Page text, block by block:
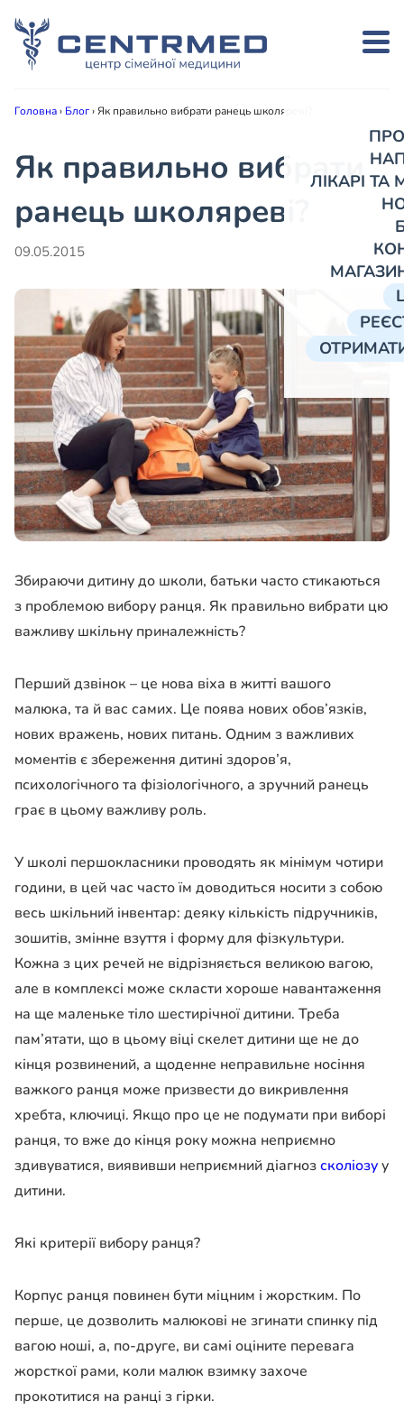
ЛІКАРІ
Головна› Блог›Як правильно вибрати ранець школяреві?
Як правильно вибрати
ранець школяреві?
09.05.2015
Збираючи дитину до школи, батьки часто стикаються
з проблемою вибору ранця. Як правильно вибрати цю
важливу шкільну приналежність?
Перший дзвінок – це нова віха в житті вашого
малюка, та й вас самих. Це поява нових обов’язків,
нових вражень, нових питань. Одним з важливих
моментів є збереження дитині здоров’я,
психологічного та фізіологічного, а зручний ранець
грає в цьому важливу роль.
У школі першокласники проводять як мінімум чотири
години, в цей час часто їм доводиться носити з собою
весь шкільний інвентар: деяку кількість підручників,
зошитів, змінне взуття і форму для фізкультури.
Кожна з цих речей не відрізняється великою вагою,
але в комплексі може скласти хороше навантаження
на ще маленьке тіло шестирічної дитини. Треба
пам’ятати, що в цьому віці скелет дитини ще не до
кінця розвинений, а щоденне неправильне носіння
важкого ранця може призвести до викривлення
хребта, ключиці. Якщо про це не подумати при виборі
ранця, то вже до кінця року можна неприємно
здивуватися, виявивши неприємний діагнозсколіозуу
дитини.
Які критерії вибору ранця?
Корпус ранця повинен бути міцним і жорстким. По
перше, це дозволить малюкові не згинати спинку під
вагою ноші, а, по-друге, ви самі оціните перевага
жорсткої рами, коли малюк взимку захоче
прокотитися на ранці з гірки.